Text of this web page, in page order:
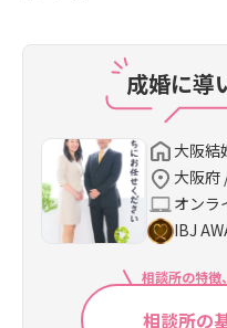
成婚に導
大阪結
大阪府
オンラ
IBJ
相談所の特徴
相談所の